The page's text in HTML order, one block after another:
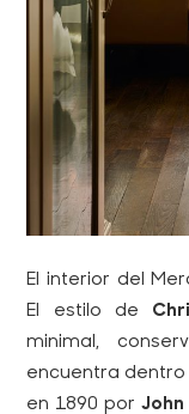
El interior del
El estilo de
minimal,
encuentra
en 1890 por